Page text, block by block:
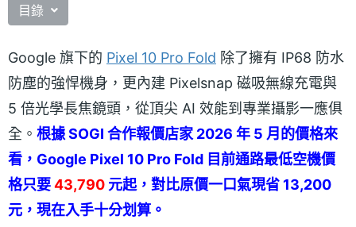
目錄
Google 旗下的 Pixel 10 Pro Fold 除了擁有 IP68 防水
防塵的強悍機身，更內建 Pixelsnap 磁吸無線充電與
5 倍光學長焦鏡頭，從頂尖 AI 效能到專業攝影一應俱
全。 根據 SOGI 合作報價店家 2026 年 5 月的價格來
看，Google Pixel 10 Pro Fold 目前通路最低空機價
格只要43,790 元起，對比原價一口氣現省 13,200
元，現在入手十分划算。